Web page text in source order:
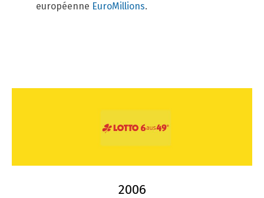
européenne EuroMillions.
2006